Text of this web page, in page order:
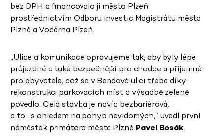
bez DPH a financovalo ji město Plzeň
prostřednictvím Odboru investic Magistrátu města
Plzně a Vodárna Plzeň.
„Ulice a komunikace opravujeme tak, aby byly lépe
průjezdné a také bezpečnější pro chodce a příjemné
pro obyvatele, což se v Bendově ulici třeba díky
rekonstrukci parkovacích míst a výsadbě zeleně
povedlo. Celá stavba je navíc bezbariérová,
a to i s ohledem na pohyb nevidomých,“ uvedl první
náměstek primátora města Plzně Pavel Bosák.